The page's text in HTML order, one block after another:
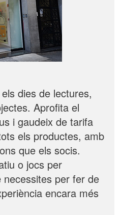
dies de lectures,
Aprofita el
i gaudeix de tarifa
els productes, amb
que els socis.
o jocs per
per fer de
encara més